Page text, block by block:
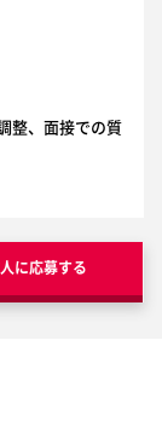
整、面接での質
に応募する